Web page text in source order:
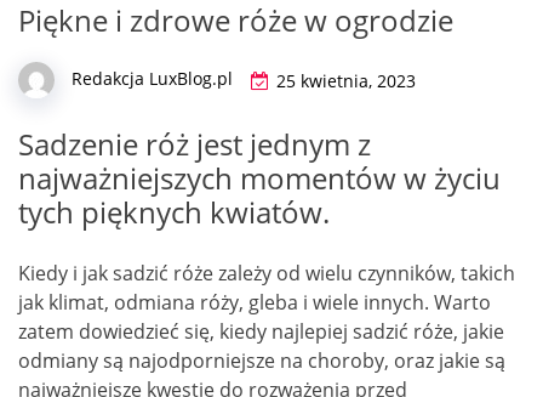
Piękne i zdrowe róże w ogrodzie
Redakcja LuxBlog.pl 25 kwietnia, 2023
Sadzenie róż jest jednym z
najważniejszych momentów w życiu
tych pięknych kwiatów.
Kiedy i jak sadzić róże zależy od wielu czynników, takich
jak klimat, odmiana róży, gleba i wiele innych. Warto
zatem dowiedzieć się, kiedy najlepiej sadzić róże, jakie
odmiany są najodporniejsze na choroby, oraz jakie są
najważniejsze kwestie do rozważenia przed